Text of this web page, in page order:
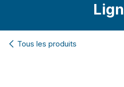
Tous les produits